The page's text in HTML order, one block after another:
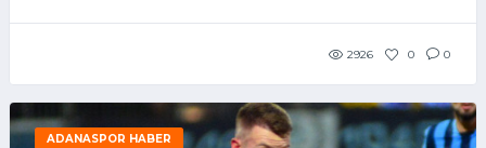
2926 0 0
ADANASPOR HABER